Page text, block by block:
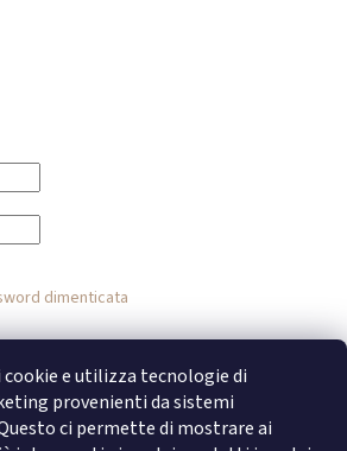
e utilizza tecnologie di
provenienti da sistemi
ci permette di mostrare ai
dimenticata
o
Accesso con Facebook